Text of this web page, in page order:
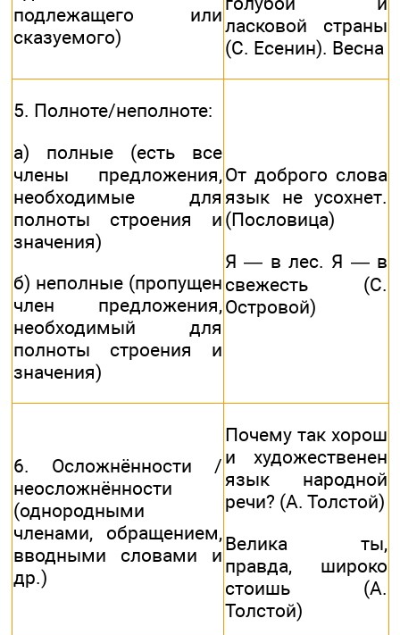
подлежащего или
сказуемого)
ласковой страны
(С. Есенин). Весна
5. Полноте/неполноте:
а) полные (есть все
члены предложения,
необходимые для
полноты строения и
значения)
б) неполные (пропущен
член предложения,
необходимый для
полноты строения и
значения)
От доброго слова
язык не усохнет.
(Пословица)
Я — в лес. Я — в
свежесть (С.
Островой)
6. Осложнённости /
неосложнённости
(однородными
членами, обращением,
вводными словами и
др.)
Почему так хорош
и художественен
язык народной
речи? (А. Толстой)
Велика ты,
правда, широко
стоишь (А.
Толстой)